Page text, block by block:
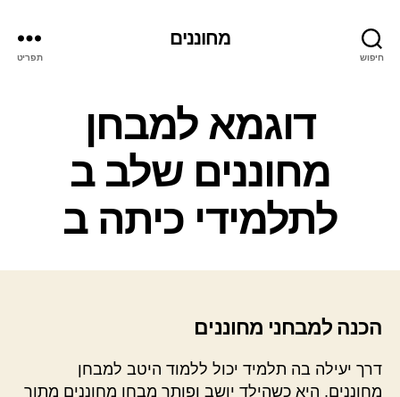
חיפוש
מחוננים
תפריט
קטגוריות
דוגמא למבחן
מחוננים שלב ב
לתלמידי כיתה ב
הכנה למבחני מחוננים
דרך יעילה בה תלמיד יכול ללמוד היטב למבחן
מחוננים, היא כשהילד יושב ופותר מבחן מחוננים מתוך